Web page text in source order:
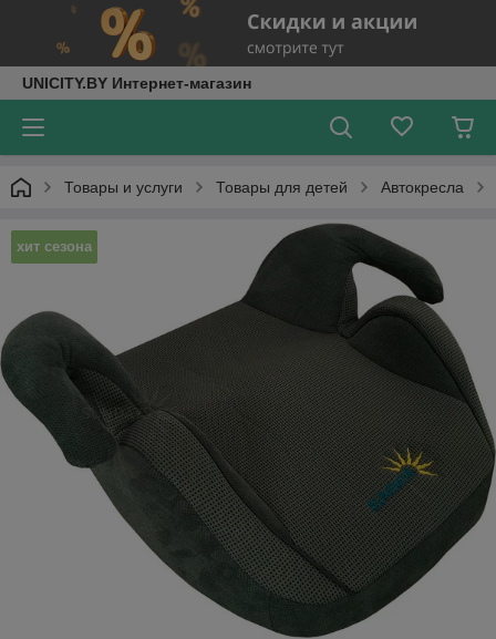
UNICITY.BY Интернет-магазин
Товары и услуги Товары для детей Автокресла
хит сезона